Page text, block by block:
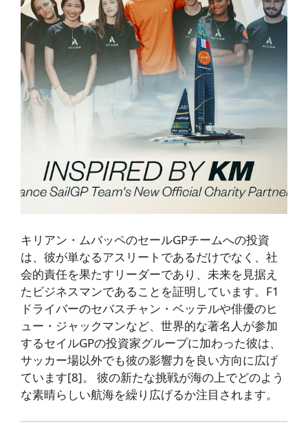
キリアン・ムバッペのセールGPチームへの投資
は、彼が単なるアスリートであるだけでなく、社
会的責任を果たすリーダーであり、未来を見据え
たビジネスマンであることを証明しています。F1
ドライバーのセバスチャン・ベッテルや俳優のヒ
ュー・ジャックマンなど、世界的な著名人が参加
するセイルGPの投資家グループに加わった彼は、
サッカー場以外でも彼の影響力を良い方向に広げ
ています[8]。 彼の新たな挑戦が海の上でどのよう
な素晴らしい航海を繰り広げるか注目されます。